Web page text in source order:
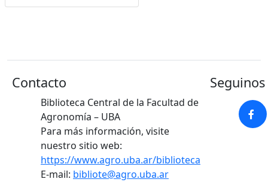
Contacto
Biblioteca Central de la Facultad de
Agronomía – UBA
Para más información, visite
nuestro sitio web:
https://www.agro.uba.ar/biblioteca
E-mail: bibliote@agro.uba.ar